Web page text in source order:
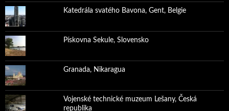
Katedrála svatého Bavona, Gent, Belgie
Pískovna Sekule, Slovensko
Granada, Nikaragua
Vojenské technické muzeum Lešany, Česká
republika